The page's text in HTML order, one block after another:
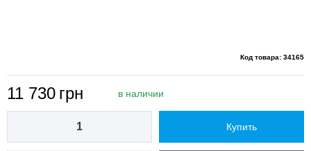
Код товара: 34165
11 730 грн в наличии
Купить